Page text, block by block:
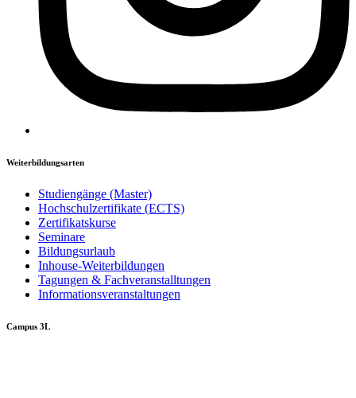
Weiterbildungsarten
Studiengänge (Master)
Hochschulzertifikate (ECTS)
Zertifikatskurse
Seminare
Bildungsurlaub
Inhouse-Weiterbildungen
Tagungen & Fachveranstalltungen
Informationsveranstaltungen
Campus 3L